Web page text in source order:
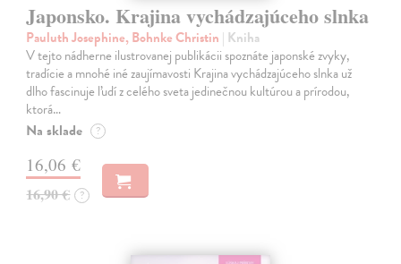
Japonsko. Krajina vychádzajúceho slnka
Pauluth Josephine, Bohnke Christin | Kniha
V tejto nádherne ilustrovanej publikácii spoznáte japonské zvyky,
tradície a mnohé iné zaujímavosti Krajina vychádzajúceho slnka už
dlho fascinuje ľudí z celého sveta jedinečnou kultúrou a prírodou,
ktorá…
Na sklade ?
16,06 €
16,90 € ?